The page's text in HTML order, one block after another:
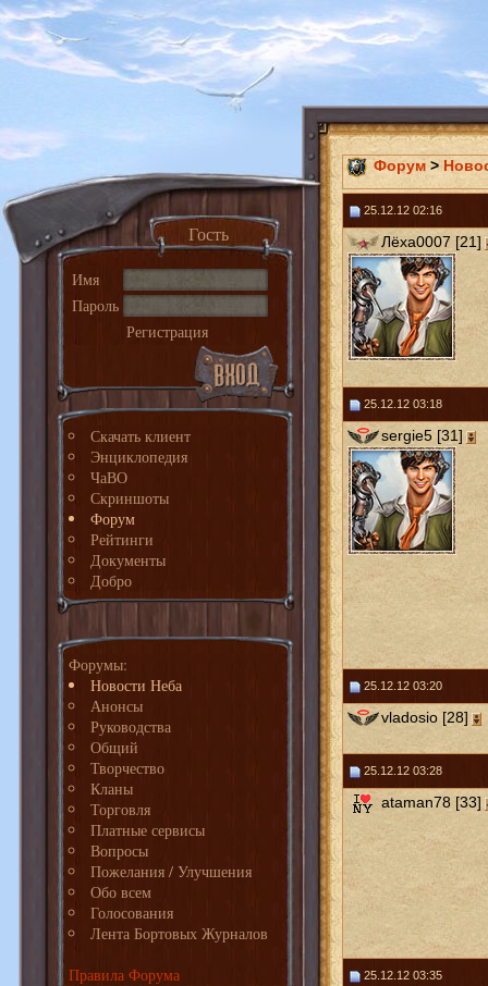
Гость
Имя
Пароль
Регистрация
Скачать клиент
Энциклопедия
ЧаВО
Скриншоты
Форум
Рейтинги
Документы
Добро
Форумы:
Новости Неба
Анонсы
Руководства
Общий
Творчество
Кланы
Торговля
Платные сервисы
Вопросы
Пожелания / Улучшения
Обо всем
Голосования
Лента Бортовых Журналов
Правила Форума
Форум >
25.12.12 02:16
Лёха0007 [21]
25.12.12 03:18
sergie5 [31]
25.12.12 03:20
vladosio [28]
25.12.12 03:28
ataman78 [33]
25.12.12 03:35